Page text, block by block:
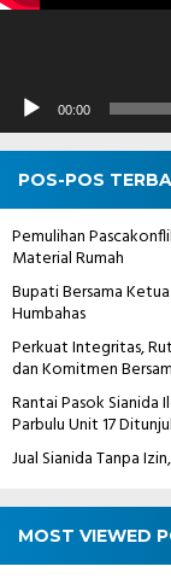
00:00
POS-POS
Pemulihan
Material Rumah
Bupati Bersama
Humbahas
Perkuat Integritas,
dan Komitmen
Rantai Pasok Sianida
Parbulu Unit 17
Jual Sianida Tanpa
MOST VIEWED